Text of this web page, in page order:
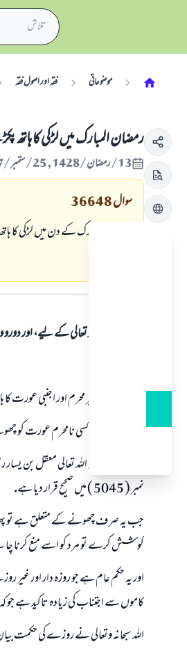
موضوعاتی فقہ اور اصول فقہ
رمضان المبارك ميں لڑكى كا ہاتھ
13/رمضان/1428 , 25/ستمبر/2007
سوال36648
رمضان المبارك كے دن ميں لڑكى كا
ہمہ قسم کی حمد اللہ تعالی کے لیے، اور
مرد كے ليے غير محرم اور اجنبى عورت
" تمہارے ليے كسى نامحرم عورت كو
اسے طبرانى رحمہ اللہ تعالى معقل بن
نمبر ( 5045 ) ميں صحيح قرار ديا ہے.
جب يہ صرف چھونے كے متعلق ہے تو پھر
كوشش كرے تو مرد كو اسے منع كرنا
اور يہ حكم عام ہے جو روزہ دار اور
كاموں سے اجتناب كى زيادہ تاكيد ہے
اللہ سبحانہ وتعالى نے روزے كى حكمت